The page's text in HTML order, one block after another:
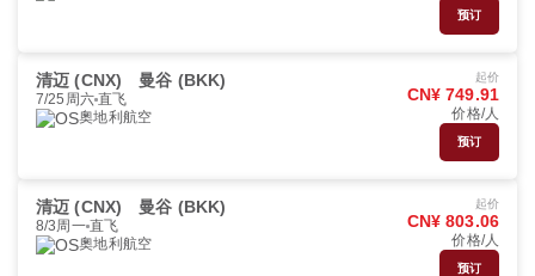
预订
清迈 (CNX) 曼谷 (BKK)
7/25周六 直飞
奧地利航空
起价
CN¥ 749.91
价格/人
预订
清迈 (CNX) 曼谷 (BKK)
8/3周一 直飞
奧地利航空
起价
CN¥ 803.06
价格/人
预订